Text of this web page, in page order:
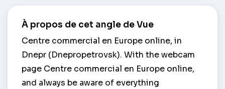
À propos de cet angle de Vue
Centre commercial en Europe online, in
Dnepr (Dnepropetrovsk). With the webcam
page Centre commercial en Europe online,
and always be aware of everything